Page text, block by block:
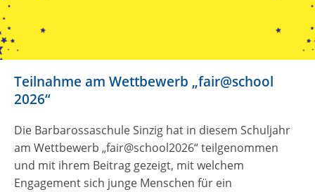
Teilnahme am Wettbewerb „fair@school
2026“
Die Barbarossaschule Sinzig hat in diesem Schuljahr
am Wettbewerb „fair@school2026“ teilgenommen
und mit ihrem Beitrag gezeigt, mit welchem
Engagement sich junge Menschen für ein